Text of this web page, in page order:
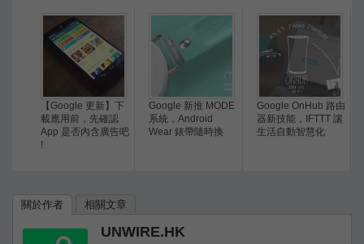
【Google 更新】下
載應用前，先確認
App 是否內含廣告吧
!
Google 新推 MODE
系統，Android
Wear 錶帶隨時換
Google OnHub 路由
器新技能，IFTTT 讓
生活自動智慧化
關於作者 相關文章
UNWIRE.HK